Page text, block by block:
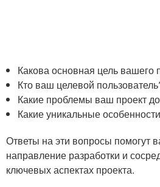
Какова основная цель вашего
Кто ваш целевой
Какие проблемы ваш проект
Какие уникальные
Ответы на эти вопросы помогут
направление разработки и
ключевых аспектах проекта.